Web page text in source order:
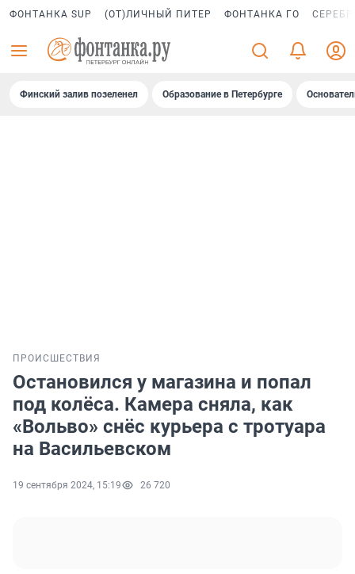
ФОНТАНКА SUP (ОТ)ЛИЧНЫЙ ПИТЕР ФОНТАНКА ГО
Финский залив позеленел Образование в Петербурге
ПРОИСШЕСТВИЯ
Остановился у магазина и попал
под колёса. Камера сняла, как
«Вольво» снёс курьера с тротуара
на Васильевском
19 сентября 2024, 15:19 26 720